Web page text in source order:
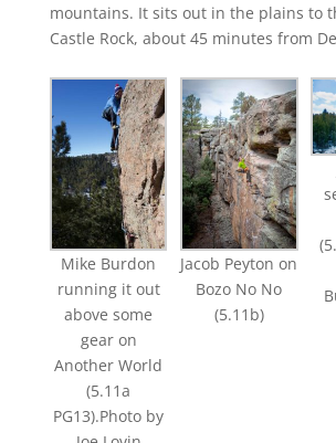
mountains. It sits out in the plains to
Castle Rock, about 45 minutes from
Mike Burdon
running it out
above some
gear on
Another World
(5.11a
PG13).Photo by
Jacob Peyton on
Bozo No No
(5.11b)